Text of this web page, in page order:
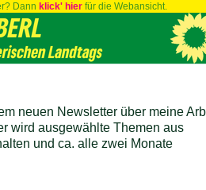
Dann klick' hierfür die Webansicht.
neuen Newsletter über meine
wird ausgewählte Themen aus
und ca. alle zwei Monate